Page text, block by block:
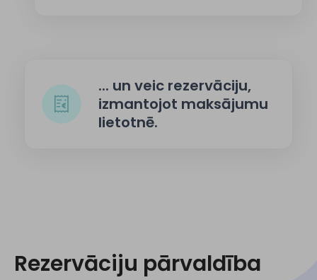
... un veic rezervāciju,
izmantojot maksājumu
lietotnē.
Rezervāciju pārvaldība